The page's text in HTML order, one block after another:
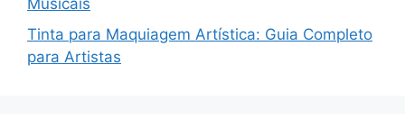
Musicais
Tinta para Maquiagem Artística: Guia Completo
para Artistas